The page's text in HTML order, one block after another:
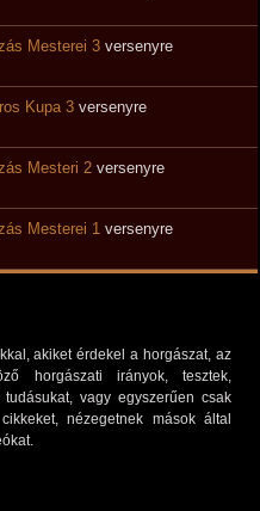
Mesterei 3 versenyre
Kupa 3 versenyre
Mesteri 2 versenyre
Mesterei 1 versenyre
akiket érdekel a horgászat, az
horgászati irányok, tesztek,
vagy egyszerűen csak
nézegetnek mások által